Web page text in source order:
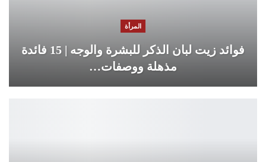
المرأة
فوائد زيت لبان الذكر للبشرة والوجه | 15 فائدة
مذهلة ووصفات…